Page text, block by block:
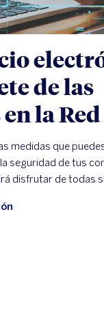
de las
la Red
medidas que
seguridad de tus
disfrutar de todas